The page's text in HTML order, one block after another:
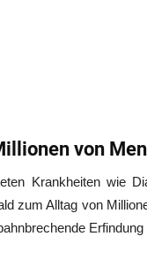
von
Krankheiten wie
zum Alltag von